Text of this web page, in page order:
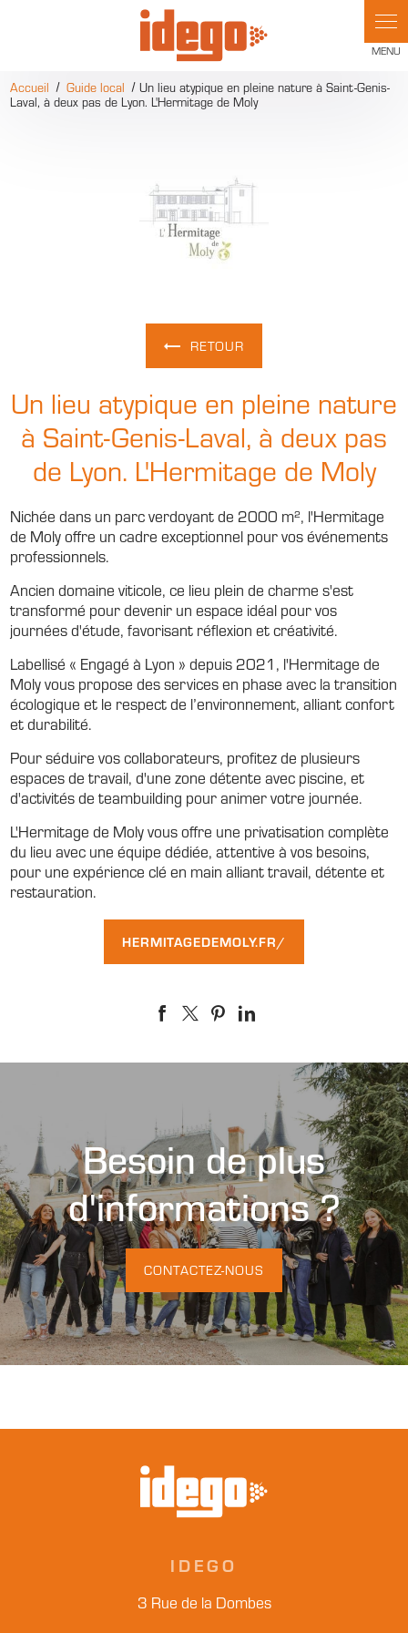
Accueil Guide local
Un lieu atypique en pleine nature à Saint-Genis-
Laval, à deux pas de Lyon. L'Hermitage de Moly
RETOUR
Un lieu atypique en pleine nature
à Saint-Genis-Laval, à deux pas
de Lyon. L'Hermitage de Moly
Nichée dans un parc verdoyant de 2000 m², l'Hermitage
de Moly offre un cadre exceptionnel pour vos événements
professionnels.
Ancien domaine viticole, ce lieu plein de charme s'est
transformé pour devenir un espace idéal pour vos
journées d'étude, favorisant réflexion et créativité.
Labellisé « Engagé à Lyon » depuis 2021, l'Hermitage de
Moly vous propose des services en phase avec la transition
écologique et le respect de l’environnement, alliant confort
et durabilité.
Pour séduire vos collaborateurs, profitez de plusieurs
espaces de travail, d'une zone détente avec piscine, et
d'activités de teambuilding pour animer votre journée.
L'Hermitage de Moly vous offre une privatisation complète
du lieu avec une équipe dédiée, attentive à vos besoins,
pour une expérience clé en main alliant travail, détente et
restauration.
HERMITAGEDEMOLY.FR/
Besoin de plus
d'informations ?
CONTACTEZ-NOUS
IDEGO
3 Rue de la Dombes
Panneau de gestion des cookies